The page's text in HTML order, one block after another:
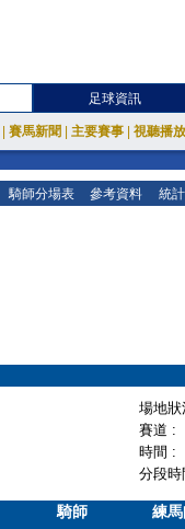
足球資訊
賽馬新聞 主要賽事 視聽播
騎師分場表 參考資料 統
場地
賽道 :
時間 :
分段
騎師 練